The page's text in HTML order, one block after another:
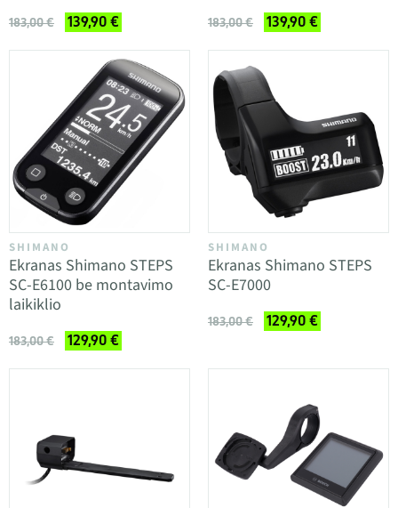
183,00 € 139,90 € 183,00 € 139,90 €
SHIMANO
Ekranas Shimano STEPS
SC-E6100 be montavimo
laikiklio
183,00 € 129,90 €
SHIMANO
Ekranas Shimano STEPS
SC-E7000
183,00 € 129,90 €